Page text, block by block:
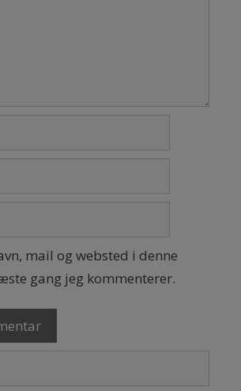
mail og websted i denne
gang jeg kommenterer.